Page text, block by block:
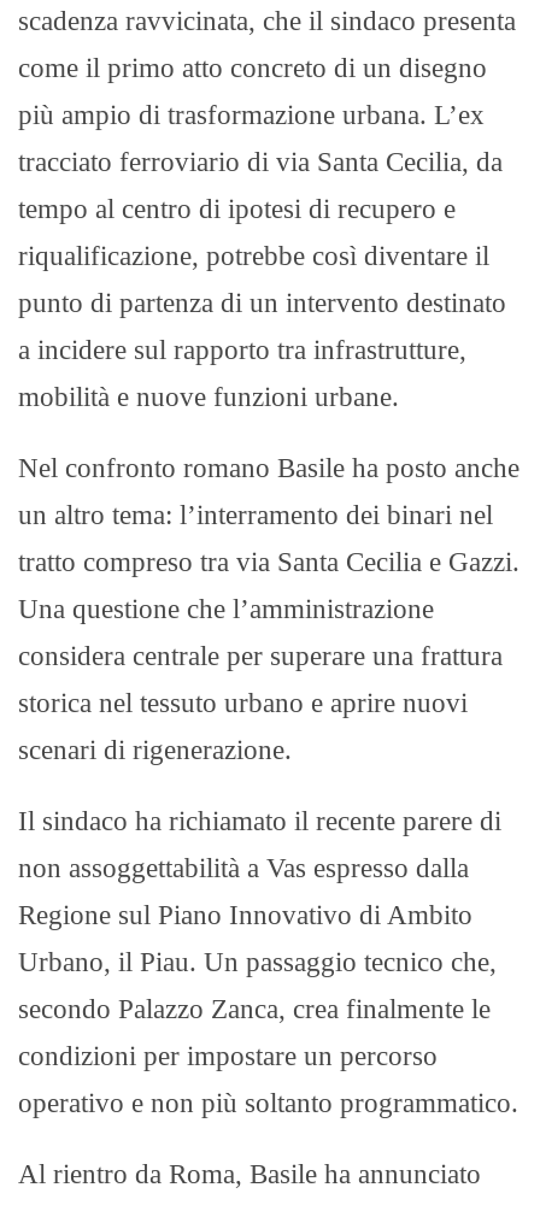
scadenza ravvicinata, che il sindaco presenta
come il primo atto concreto di un disegno
più ampio di trasformazione urbana. L’ex
tracciato ferroviario di via Santa Cecilia, da
tempo al centro di ipotesi di recupero e
riqualificazione, potrebbe così diventare il
punto di partenza di un intervento destinato
a incidere sul rapporto tra infrastrutture,
mobilità e nuove funzioni urbane.
Nel confronto romano Basile ha posto anche
un altro tema: l’interramento dei binari nel
tratto compreso tra via Santa Cecilia e Gazzi.
Una questione che l’amministrazione
considera centrale per superare una frattura
storica nel tessuto urbano e aprire nuovi
scenari di rigenerazione.
Il sindaco ha richiamato il recente parere di
non assoggettabilità a Vas espresso dalla
Regione sul Piano Innovativo di Ambito
Urbano, il Piau. Un passaggio tecnico che,
secondo Palazzo Zanca, crea finalmente le
condizioni per impostare un percorso
operativo e non più soltanto programmatico.
Al rientro da Roma, Basile ha annunciato